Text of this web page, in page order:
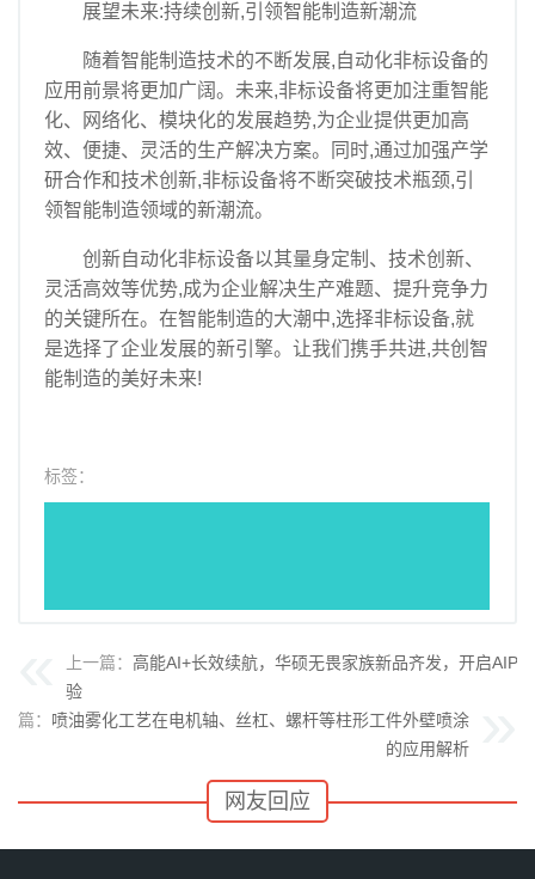
展望未来:持续创新,引领智能制造新潮流
随着智能制造技术的不断发展,自动化非标设备的
应用前景将更加广阔。未来,非标设备将更加注重智能
化、网络化、模块化的发展趋势,为企业提供更加高
效、便捷、灵活的生产解决方案。同时,通过加强产学
研合作和技术创新,非标设备将不断突破技术瓶颈,引
领智能制造领域的新潮流。
创新自动化非标设备以其量身定制、技术创新、
灵活高效等优势,成为企业解决生产难题、提升竞争力
的关键所在。在智能制造的大潮中,选择非标设备,就
是选择了企业发展的新引擎。让我们携手共进,共创智
能制造的美好未来!
标签：
上一篇：高能AI+长效续航，华硕无畏家族新品齐发，开启AIPC
验
篇： 喷油雾化工艺在电机轴、丝杠、螺杆等柱形工件外壁喷涂
的应用解析
网友回应